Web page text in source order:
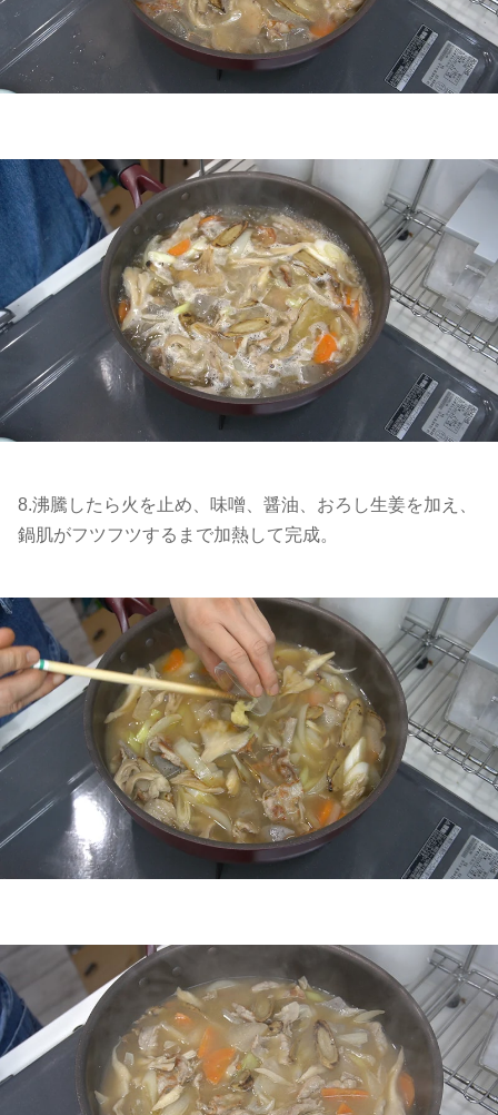
8.沸騰したら火を止め、味噌、醤油、おろし生姜を加え、
鍋肌がフツフツするまで加熱して完成。